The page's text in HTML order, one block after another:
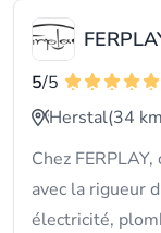
5/5
Herstal(34
Chez
avec la rigueur
électricité,